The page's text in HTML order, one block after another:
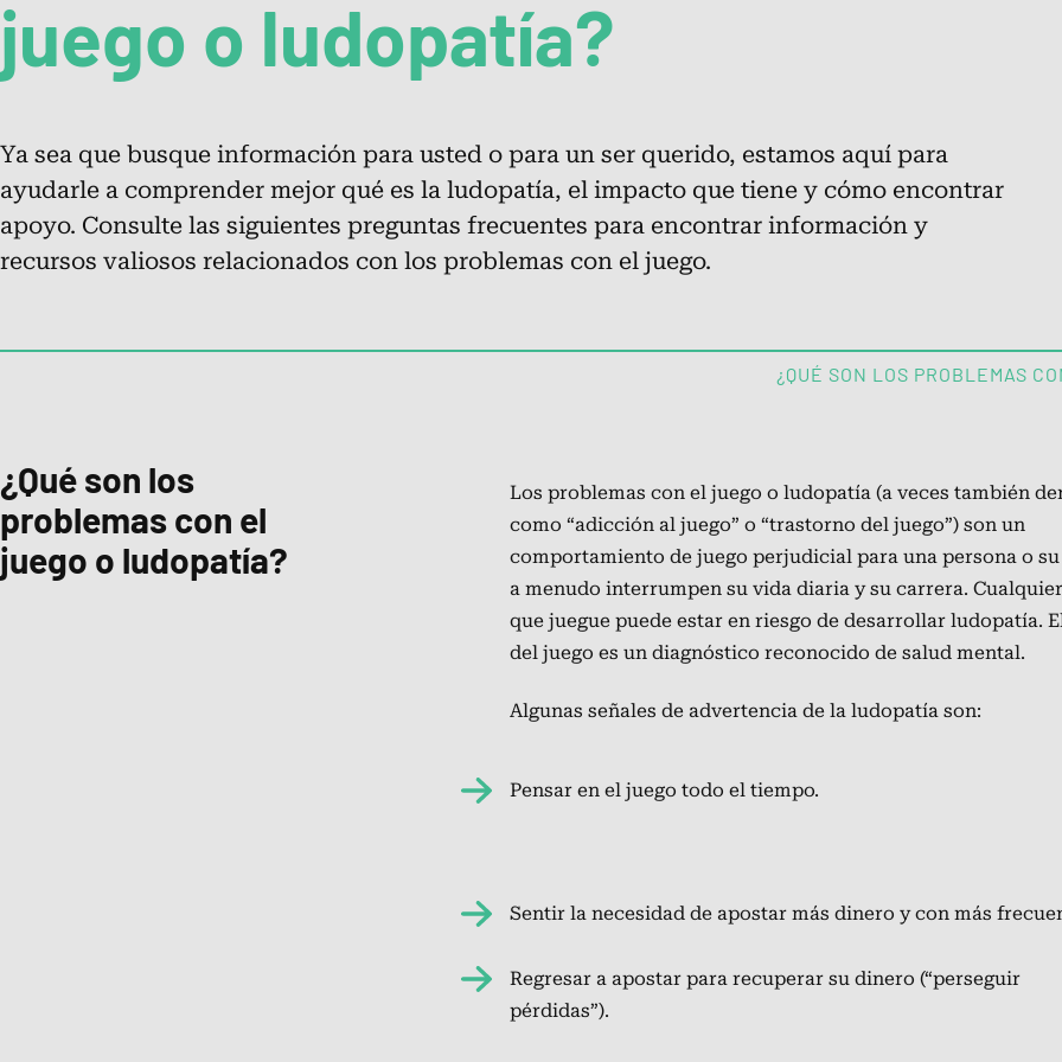
Acerca de la Línea de ayuda
nacional para problemas con el
Infórmese sobre los servicios de la línea de ayuda para
las personas afectadas por problemas con el juego.
Preguntas frecuentes: ¿Qué son
ludopatía?
el juego
Opciones de tratamiento para
los problemas con el juego
Cómo elegir el programa de
Recursos de apoyo entre
juego o ludopatía?
Ya sea que busque información para usted o para un ser querido, estamos aquí para
ayudarle a comprender mejor qué es la ludopatía, el impacto que tiene y cómo encontrar
apoyo. Consulte las siguientes preguntas frecuentes para encontrar información y
recursos valiosos relacionados con los problemas con el juego.
¿QUÉ SON LOS PROBLEMAS
¿Qué son los
problemas con el
juego o ludopatía?
Los problemas con el juego o ludopatía (a veces también
como “adicción al juego” o “trastorno del juego”) son un
comportamiento de juego perjudicial para una persona o
a menudo interrumpen su vida diaria y su carrera.
que juegue puede estar en riesgo de desarrollar ludopatía.
del juego es un diagnóstico reconocido de salud mental.
Algunas señales de advertencia de la ludopatía son:
Pensar en el juego todo el tiempo.
Sentir la necesidad de apostar más dinero y con más
Regresar a apostar para recuperar su dinero (“perseguir
pérdidas”).